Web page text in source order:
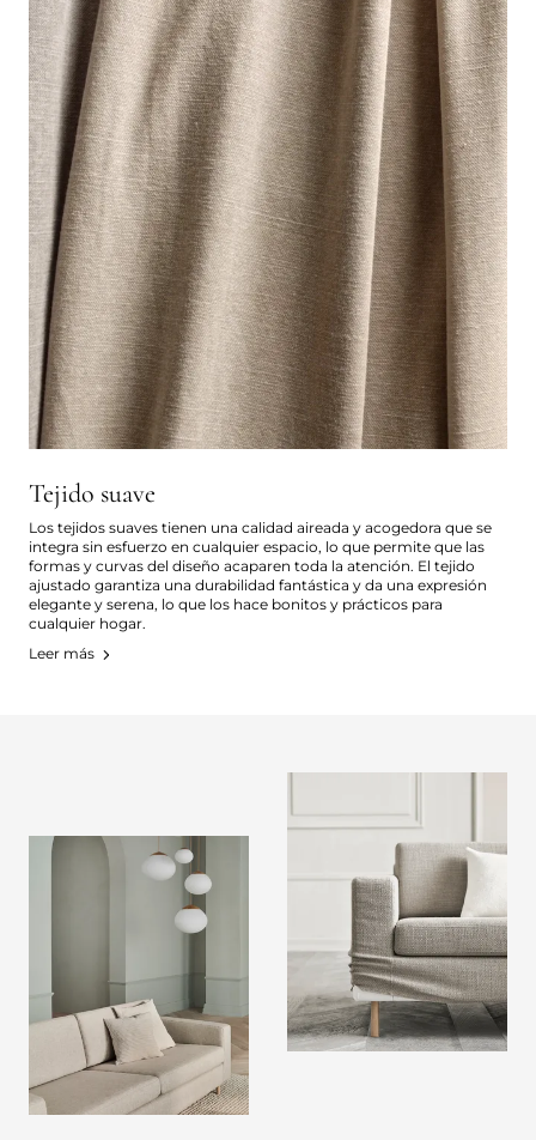
Tejido suave
Los tejidos suaves tienen una calidad aireada y acogedora que se
integra sin esfuerzo en cualquier espacio, lo que permite que las
formas y curvas del diseño acaparen toda la atención. El tejido
ajustado garantiza una durabilidad fantástica y da una expresión
elegante y serena, lo que los hace bonitos y prácticos para
cualquier hogar.
Leer más